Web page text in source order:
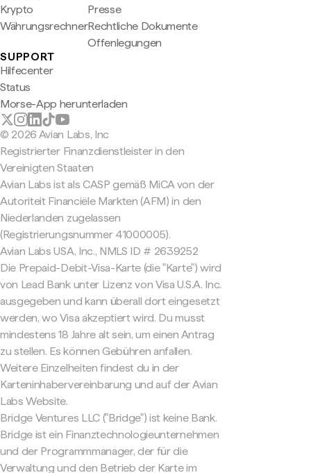
Krypto
Währungsrechner
Presse
Rechtliche Dokumente
Offenlegungen
SUPPORT
Hilfecenter
Status
Morse-App herunterladen
© 2026 Avian Labs, Inc
Registrierter Finanzdienstleister in den
Vereinigten Staaten
Avian Labs ist als CASP gemäß MiCA von der
Autoriteit Financiële Markten (AFM) in den
Niederlanden zugelassen
(Registrierungsnummer 41000005).
Avian Labs USA, Inc., NMLS ID # 2639252
Die Prepaid-Debit-Visa-Karte (die "Karte") wird
von Lead Bank unter Lizenz von Visa U.S.A. Inc.
ausgegeben und kann überall dort eingesetzt
werden, wo Visa akzeptiert wird. Du musst
mindestens 18 Jahre alt sein, um einen Antrag
zu stellen. Es können Gebühren anfallen.
Weitere Einzelheiten findest du in der
Karteninhabervereinbarung und auf der Avian
Labs Website.
Bridge Ventures LLC ("Bridge") ist keine Bank.
Bridge ist ein Finanztechnologieunternehmen
und der Programmmanager, der für die
Verwaltung und den Betrieb der Karte im